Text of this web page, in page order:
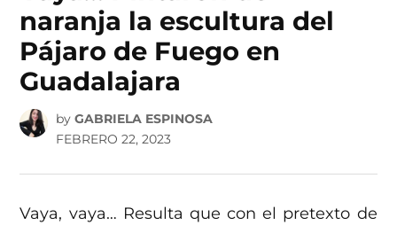
naranja la escultura del
Pájaro de Fuego en
Guadalajara
by GABRIELA ESPINOSA
FEBRERO 22, 2023
Vaya, vaya… Resulta que con el pretexto de